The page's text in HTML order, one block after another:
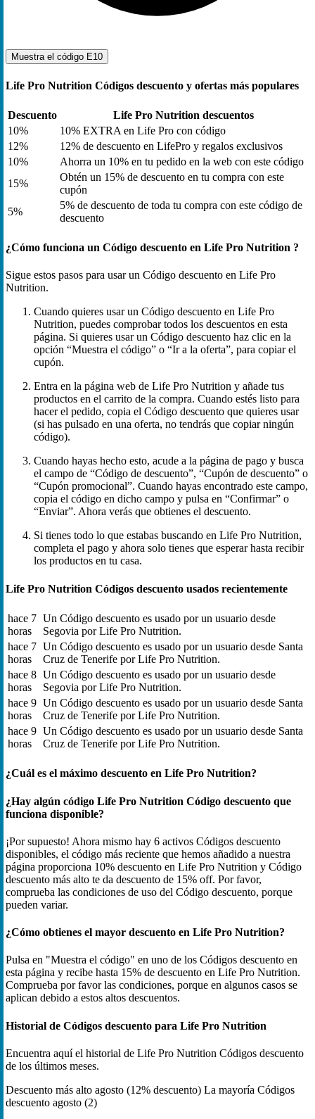
Muestra el código E10
Life Pro Nutrition Códigos descuento y ofertas más populares
Descuento
Life Pro Nutrition descuentos
10%
10% EXTRA en Life Pro con código
12%
12% de descuento en LifePro y regalos exclusivos
10%
Ahorra un 10% en tu pedido en la web con este código
15%
Obtén un 15% de descuento en tu compra con este
cupón
5%
5% de descuento de toda tu compra con este código de
descuento
¿Cómo funciona un Código descuento en Life Pro Nutrition ?
Sigue estos pasos para usar un Código descuento en Life Pro
Nutrition.
Cuando quieres usar un Código descuento en Life Pro
Nutrition, puedes comprobar todos los descuentos en esta
página. Si quieres usar un Código descuento haz clic en la
opción “Muestra el código” o “Ir a la oferta”, para copiar el
cupón.
Entra en la página web de Life Pro Nutrition y añade tus
productos en el carrito de la compra. Cuando estés listo para
hacer el pedido, copia el Código descuento que quieres usar
(si has pulsado en una oferta, no tendrás que copiar ningún
código).
Cuando hayas hecho esto, acude a la página de pago y busca
el campo de “Código de descuento”, “Cupón de descuento” o
“Cupón promocional”. Cuando hayas encontrado este campo,
copia el código en dicho campo y pulsa en “Confirmar” o
“Enviar”. Ahora verás que obtienes el descuento.
Si tienes todo lo que estabas buscando en Life Pro Nutrition,
completa el pago y ahora solo tienes que esperar hasta recibir
los productos en tu casa.
Life Pro Nutrition Códigos descuento usados recientemente
hace 7
horas
Un Código descuento es usado por un usuario desde
Segovia por Life Pro Nutrition.
hace 7
horas
Un Código descuento es usado por un usuario desde Santa
Cruz de Tenerife por Life Pro Nutrition.
hace 8
horas
Un Código descuento es usado por un usuario desde
Segovia por Life Pro Nutrition.
hace 9
horas
Un Código descuento es usado por un usuario desde Santa
Cruz de Tenerife por Life Pro Nutrition.
hace 9
horas
Un Código descuento es usado por un usuario desde Santa
Cruz de Tenerife por Life Pro Nutrition.
¿Cuál es el máximo descuento en Life Pro Nutrition?
¿Hay algún código Life Pro Nutrition Código descuento que
funciona disponible?
¡Por supuesto! Ahora mismo hay 6 activos Códigos descuento
disponibles, el código más reciente que hemos añadido a nuestra
página proporciona 10% descuento en Life Pro Nutrition y Código
descuento más alto te da descuento de 15% off. Por favor,
comprueba las condiciones de uso del Código descuento, porque
pueden variar.
¿Cómo obtienes el mayor descuento en Life Pro Nutrition?
Pulsa en "Muestra el código" en uno de los Códigos descuento en
esta página y recibe hasta 15% de descuento en Life Pro Nutrition.
Comprueba por favor las condiciones, porque en algunos casos se
aplican debido a estos altos descuentos.
Historial de Códigos descuento para Life Pro Nutrition
Encuentra aquí el historial de Life Pro Nutrition Códigos descuento
de los últimos meses.
Descuento más alto agosto (12% descuento) La mayoría Códigos
descuento agosto (2)